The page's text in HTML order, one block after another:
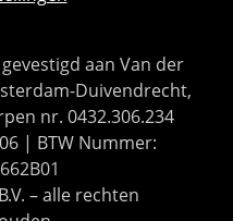
aan Van der
Duivendrecht,
nr. 0432.306.234
| BTW Nummer:
– alle rechten